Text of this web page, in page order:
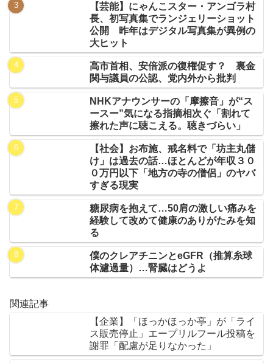
【芸能】にゃんこスター・アンゴラ村
長、初写真集でランジェリーショット
公開 昨年はデジタル写真集が異例の
大ヒット
高市首相、安倍派の復権促す？ 裏金
関与議員の公認、党内外から批判
NHKアナウンサーの「摩擦音」が“ス
ースー”気になる指摘相次ぐ「割れて
擦れた声に聴こえる。聴きづらい」
【社会】お布施、戒名料で「坊主丸儲
け」は過去の話…ほとんどが年収３０
０万円以下「地方の寺の僧侶」のヤバ
すぎる現実
糖尿病を抱えて…50肩の激しい痛みを
経験して改めて健康のありがたみを知
る
僕のクレアチニンとeGFR（推算糸球
体濾過量）…腎臓はどうよ
関連記事
【企業】「ほっかほっか亭」が「ライ
ス販売停止」エープリルフール投稿を
謝罪「配慮が足りなかった」